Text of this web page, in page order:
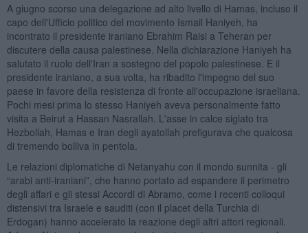
A giugno scorso una delegazione ad alto livello di Hamas, incluso il
capo dell'Ufficio politico del movimento Ismail Haniyeh, ha
incontrato il presidente iraniano Ebrahim Raisi a Teheran per
discutere della causa palestinese. Nella dichiarazione Haniyeh ha
salutato il ruolo dell'Iran a sostegno del popolo palestinese. E il
presidente iraniano, a sua volta, ha ribadito l'impegno del suo
paese in favore della resistenza di fronte all'occupazione israeliana.
Pochi mesi prima lo stesso Haniyeh aveva personalmente fatto
visita a Beirut a Hassan Nasrallah. L'asse in calce siglato tra
Hezbollah, Hamas e Iran degli ayatollah prefigurava che qualcosa
di tremendo bolliva in pentola.
Le relazioni diplomatiche di Netanyahu con il mondo sunnita - gli
“arabi anti-iraniani”, che hanno portato ad espandere il perimetro
degli affari e gli stessi Accordi di Abramo, come i recenti colloqui
distensivi tra Israele e sauditi (con il placet della Turchia di
Erdogan) hanno accelerato la reazione degli altri attori regionali.